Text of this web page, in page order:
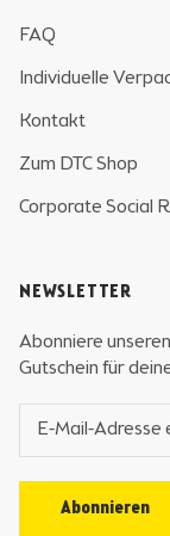
FAQ
Individuelle
Kontakt
Zum DTC Shop
Corporate Social
NEWSLETTER
Abonniere
Gutschein für
Abonnieren